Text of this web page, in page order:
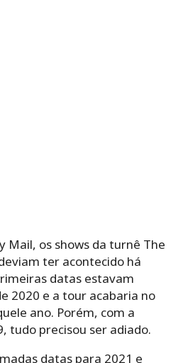
Mail, os shows da turnê The
ter acontecido há
datas estavam
2020 e a tour acabaria no
ano. Porém, com a
tudo precisou ser adiado.
datas para 2021 e